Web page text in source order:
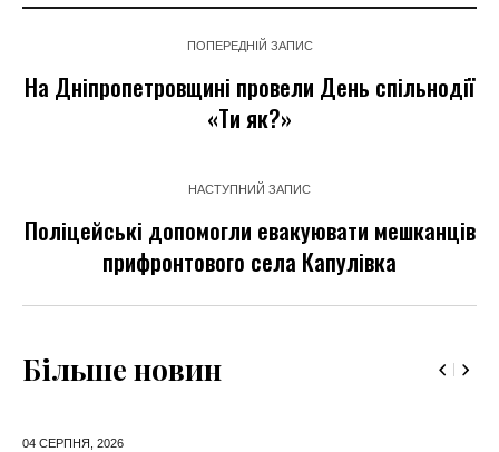
ПОПЕРЕДНІЙ ЗАПИС
На Дніпропетровщині провели День спільнодії
«Ти як?»
НАСТУПНИЙ ЗАПИС
Поліцейські допомогли евакуювати мешканців
прифронтового села Капулівка
Більше новин
04 СЕРПНЯ, 2026